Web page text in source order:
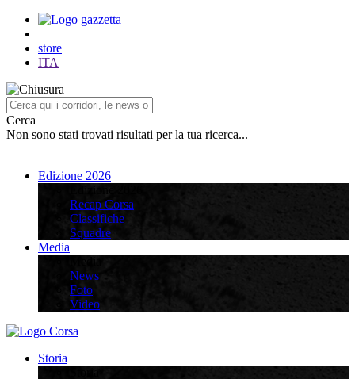
store
ITA
Cerca
Non sono stati trovati risultati per la tua ricerca...
Edizione 2026
Recap Corsa
Classifiche
Squadre
Media
News
Foto
Video
Storia